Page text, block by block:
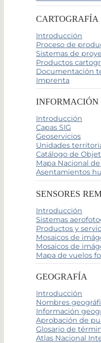
CARTOGRAFÍA
Introducción
Proceso de
Sistemas de
Productos
Documentación
Imprenta
INFORMACIÓN
Introducción
Capas SIG
Geoservicios
Unidades
Catálogo de
Mapa Nacional
Asentamientos
SENSORES
Introducción
Sistemas
Productos y
Mosaicos de
Mosaicos de
Mapa de vuelos
GEOGRAFÍA
Introducción
Nombres
Información
Aprobación de
Glosario de
Atlas Nacional